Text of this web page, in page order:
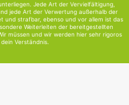
Jede Art der Vervielfältigung,
jede Art der Verwertung außerhalb der
und strafbar, ebenso und vor allem ist das
Weiterleiten der bereitgestellten
müssen und wir werden hier sehr rigoros
Verständnis.